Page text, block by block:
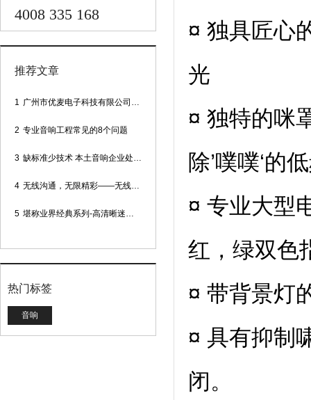
4008 335 168
推荐文章
1 广州市优麦电子科技有限公司网站正式上线！
2 专业音响工程常见的8个问题
3 缺标准少技术 本土音响企业处境尴尬
4 无线沟通，无限精彩——无线会议话筒
5 堪称业界经典系列-高清晰迷你型头戴话筒
热门标签
音响
¤ 独具匠心
光
¤ 独特的咪
除’噗噗‘的
¤ 专业大型
红，绿双色
¤ 带背景灯
¤ 具有抑制
闭。